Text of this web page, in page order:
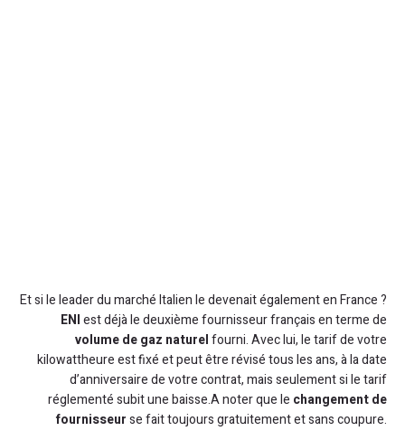
Et si le leader du marché Italien le devenait également en France ?
ENIest déjà le deuxième fournisseur français en terme de
volume de gaz naturelfourni. Avec lui, le tarif de votre
kilowattheure est fixé et peut être révisé tous les ans, à la date
d’anniversaire de votre contrat, mais seulement si le tarif
réglementé subit une baisse.A noter que le changement de
fournisseurse fait toujours gratuitement et sans coupure.